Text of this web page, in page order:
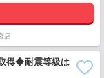
店
得◆耐震等級は